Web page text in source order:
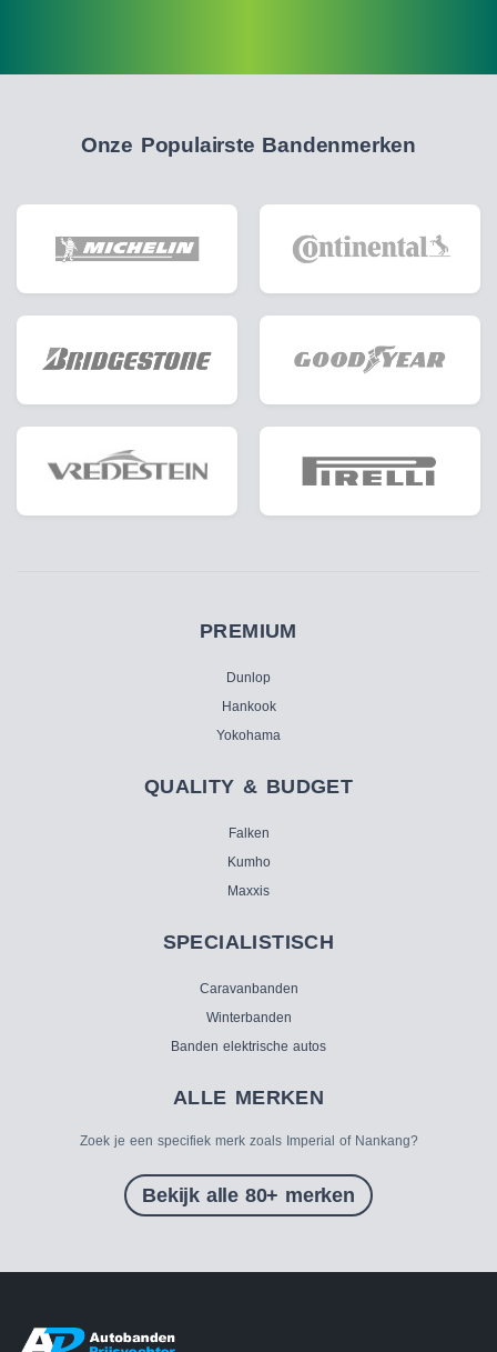
Onze Populairste Bandenmerken
PREMIUM
Dunlop
Hankook
Yokohama
QUALITY & BUDGET
Falken
Kumho
Maxxis
SPECIALISTISCH
Caravanbanden
Winterbanden
Banden elektrische autos
ALLE MERKEN
Zoek je een specifiek merk zoals Imperial of Nankang?
Bekijk alle 80+ merken